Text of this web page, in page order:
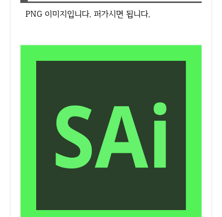
PNG 이미지입니다. 퍼가시면 됩니다.